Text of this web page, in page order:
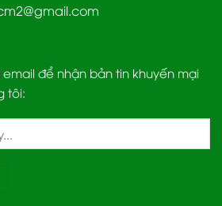
để nhận bản tin khuyến mại
tôi: